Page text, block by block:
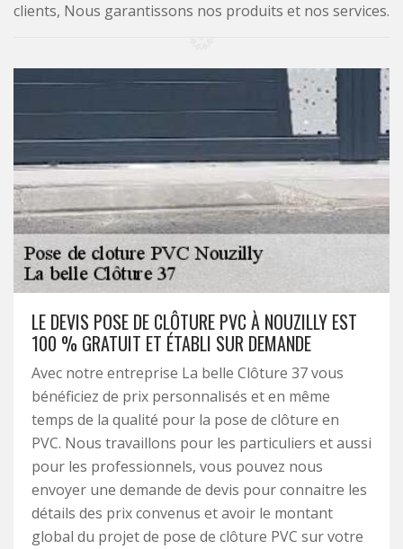
clients, Nous garantissons nos produits et nos services.
LE DEVIS POSE DE CLÔTURE PVC À NOUZILLY EST
100 % GRATUIT ET ÉTABLI SUR DEMANDE
Avec notre entreprise La belle Clôture 37 vous
bénéficiez de prix personnalisés et en même
temps de la qualité pour la pose de clôture en
PVC. Nous travaillons pour les particuliers et aussi
pour les professionnels, vous pouvez nous
envoyer une demande de devis pour connaitre les
détails des prix convenus et avoir le montant
global du projet de pose de clôture PVC sur votre